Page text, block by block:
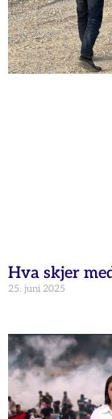
Hva skjer
25. juni 2025